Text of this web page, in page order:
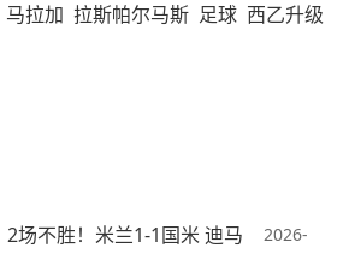
马拉加 拉斯帕尔马斯 足球 西乙升级
场不胜！米兰1-1国米 迪马
2026-